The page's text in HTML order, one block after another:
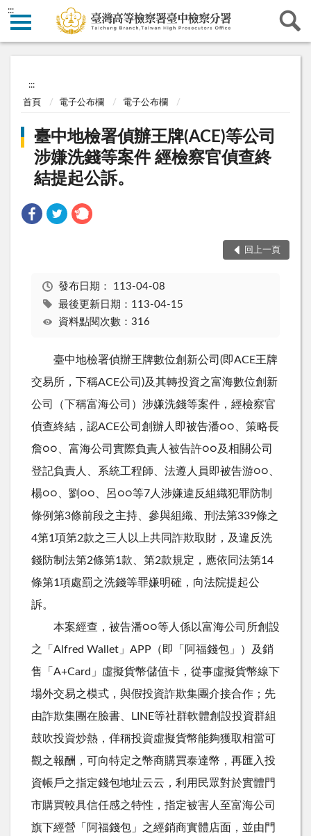
:::
:::
首頁 電子公布欄 電子公布欄
臺中地檢署偵辦王牌(ACE)等公司
涉嫌洗錢等案件 經檢察官偵查終
結提起公訴。
回上一頁
發布日期： 113-04-08
最後更新日期：113-04-15
資料點閱次數：316
臺中地檢署偵辦王牌數位創新公司(即ACE王牌
交易所，下稱ACE公司)及其轉投資之富海數位創新
公司（下稱富海公司）涉嫌洗錢等案件，經檢察官
偵查終結，認ACE公司創辦人即被告潘○○、策略長
詹○○、富海公司實際負責人被告許○○及相關公司
登記負責人、系統工程師、法遵人員即被告游○○、
楊○○、劉○○、呂○○等7人涉嫌違反組織犯罪防制
條例第3條前段之主持、參與組織、刑法第339條之
4第1項第2款之三人以上共同詐欺取財，及違反洗
錢防制法第2條第1款、第2款規定，應依同法第14
條第1項處罰之洗錢等罪嫌明確，向法院提起公
訴。
本案經查，被告潘○○等人係以富海公司所創設
之「Alfred Wallet」APP（即「阿福錢包」）及銷
售「A+Card」虛擬貨幣儲值卡，從事虛擬貨幣線下
場外交易之模式，與假投資詐欺集團介接合作；先
由詐欺集團在臉書、LINE等社群軟體創設投資群組
鼓吹投資炒熱，佯稱投資虛擬貨幣能夠獲取相當可
觀之報酬，可向特定之幣商購買泰達幣，再匯入投
資帳戶之指定錢包地址云云，利用民眾對於實體門
市購買較具信任感之特性，指定被害人至富海公司
旗下經營「阿福錢包」之經銷商實體店面，並由門